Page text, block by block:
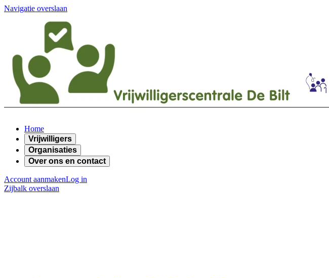
Navigatie overslaan
Home
Vrijwilligers
Organisaties
Over ons en contact
Account aanmakenLog in
Zijbalk overslaan